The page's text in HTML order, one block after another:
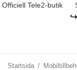
Officiell Tele2-butik
Startsida /